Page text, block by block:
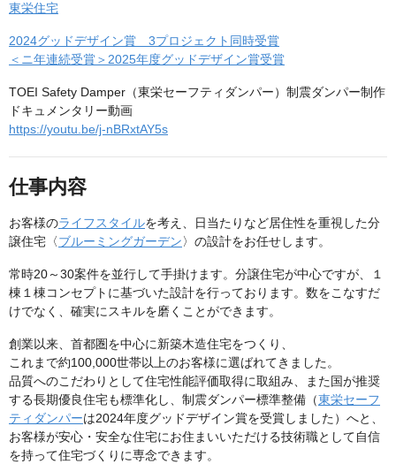
東栄住宅
2024グッドデザイン賞 3プロジェクト同時受賞
＜ニ年連続受賞＞2025年度グッドデザイン賞受賞
TOEI Safety Damper（東栄セーフティダンパー）制震ダンパー制作
ドキュメンタリー動画
https://youtu.be/j-nBRxtAY5s
仕事内容
お客様のライフスタイルを考え、日当たりなど居住性を重視した分
譲住宅〈ブルーミングガーデン〉の設計をお任せします。
常時20～30案件を並行して手掛けます。分譲住宅が中心ですが、１
棟１棟コンセプトに基づいた設計を行っております。数をこなすだ
けでなく、確実にスキルを磨くことができます。
創業以来、首都圏を中心に新築木造住宅をつくり、
これまで約100,000世帯以上のお客様に選ばれてきました。
品質へのこだわりとして住宅性能評価取得に取組み、また国が推奨
する長期優良住宅も標準化し、制震ダンパー標準整備（東栄セーフ
ティダンパーは2024年度グッドデザイン賞を受賞しました）へと、
お客様が安心・安全な住宅にお住まいいただける技術職として自信
を持って住宅づくりに専念できます。